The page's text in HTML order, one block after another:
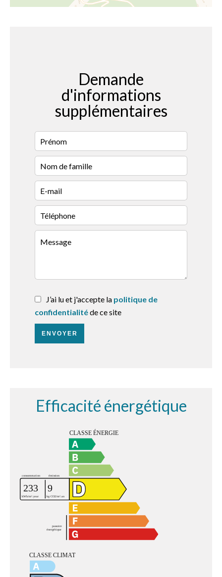
Demande
d'informations
supplémentaires
J’ai lu et j'accepte la politique de
confidentialitéde ce site
ENVOYER
Efficacité énergétique